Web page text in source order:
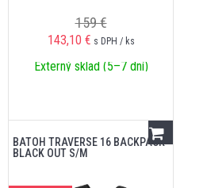
159 €
143,10 € s DPH / ks
Externý sklad (5–7 dní)
BATOH TRAVERSE 16 BACKPACK
BLACK OUT S/M